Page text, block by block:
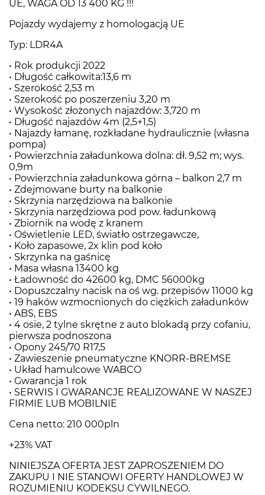
UE, WAGA OD 13 400 KG !!!
Pojazdy wydajemy z homologacją UE
Typ: LDR4A
• Rok produkcji 2022
• Długość całkowita:13,6 m
• Szerokość 2,53 m
• Szerokość po poszerzeniu 3,20 m
• Wysokość złożonych najazdów: 3,720 m
• Długość najazdów 4m (2,5+1,5)
• Najazdy łamanę, rozkładane hydraulicznie (własna
pompa)
• Powierzchnia załadunkowa dolna: dł. 9,52 m; wys.
0,9m
• Powierzchnia załadunkowa górna – balkon 2,7 m
• Zdejmowane burty na balkonie
• Skrzynia narzędziowa na balkonie
• Skrzynia narzędziowa pod pow. ładunkową
• Zbiornik na wodę z kranem
• Oświetlenie LED, światło ostrzegawcze,
• Koło zapasowe, 2x klin pod koło
• Skrzynka na gaśnicę
• Masa własna 13400 kg
• Ładowność do 42600 kg, DMC 56000kg
• Dopuszczalny nacisk na oś wg. przepisów 11000 kg
• 19 haków wzmocnionych do ciężkich załadunków
• ABS, EBS
• 4 osie, 2 tylne skrętne z auto blokadą przy cofaniu,
pierwsza podnoszona
• Opony 245/70 R17,5
• Zawieszenie pneumatyczne KNORR-BREMSE
• Układ hamulcowe WABCO
• Gwarancja 1 rok
• SERWIS I GWARANCJE REALIZOWANE W NASZEJ
FIRMIE LUB MOBILNIE
Cena netto: 210 000pln
+23% VAT
NINIEJSZA OFERTA JEST ZAPROSZENIEM DO
ZAKUPU I NIE STANOWI OFERTY HANDLOWEJ W
ROZUMIENIU KODEKSU CYWILNEGO.